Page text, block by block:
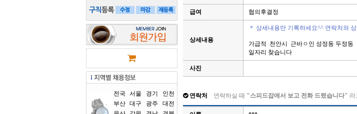
전국 서울 경기
인천
부산 대구 광주
대전
급여 협의후결정
상세내용
＊ 상세내용만 기록하세요^^ 연락처와
가급적 천안시 근바ㅇ인 성정동 두정동
일자리 찾습니다
사진
연락처 연락하실 때 "스피드잡에서 보고 전화 드렸습니다" 라